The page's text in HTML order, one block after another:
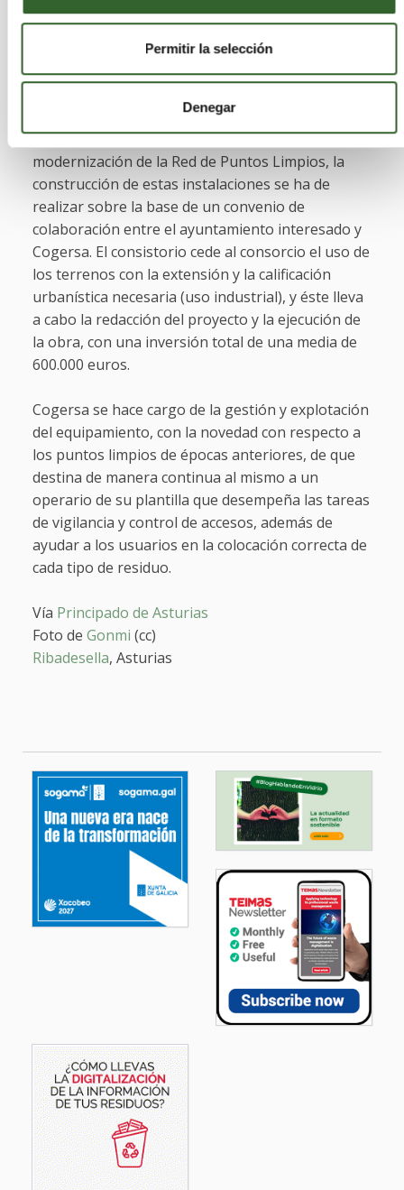
Permitir la selección
Denegar
en polígonos industriales o en zonas de uso
industrial. Estas medidas ya se pusieron en
práctica con carácter excepcional en los nuevos
Según lo previsto en el plan de ampliación y
modernización de la Red de Puntos Limpios, la
construcción de estas instalaciones se ha de
realizar sobre la base de un convenio de
colaboración entre el ayuntamiento interesado y
Cogersa. El consistorio cede al consorcio el uso de
los terrenos con la extensión y la calificación
urbanística necesaria (uso industrial), y éste lleva
a cabo la redacción del proyecto y la ejecución de
la obra, con una inversión total de una media de
600.000 euros.
Cogersa se hace cargo de la gestión y explotación
del equipamiento, con la novedad con respecto a
los puntos limpios de épocas anteriores, de que
destina de manera continua al mismo a un
operario de su plantilla que desempeña las tareas
de vigilancia y control de accesos, además de
ayudar a los usuarios en la colocación correcta de
cada tipo de residuo.
Vía Principado de Asturias
Foto de Gonmi (cc)
Ribadesella, Asturias